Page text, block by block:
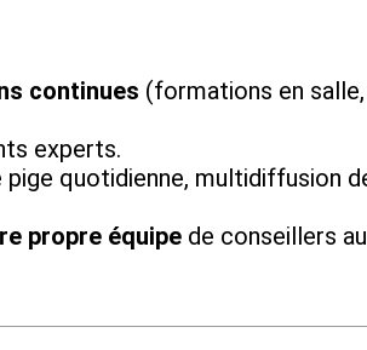
continues (formations en
experts.
quotidienne, multidiffusion
propre équipe de conseillers